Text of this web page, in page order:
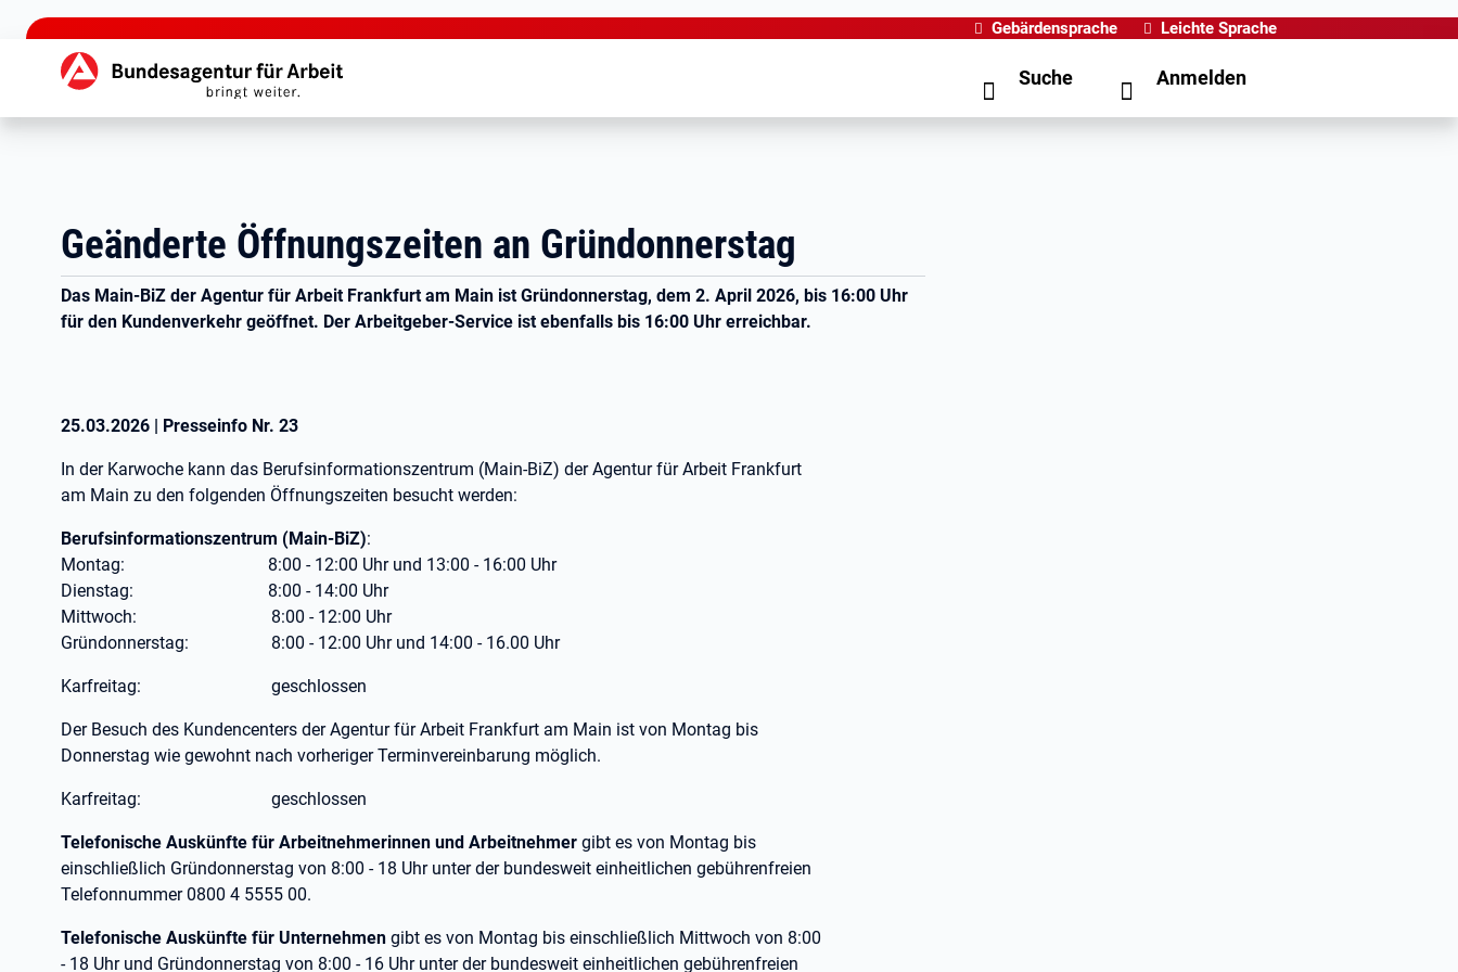
zu den Hauptinhalten springen
Gebärdensprache Leichte Sprache
Hauptnavigation Suche Anmelden
Geänderte Öffnungszeiten an Gründonnerstag
Das Main-BiZ der Agentur für Arbeit Frankfurt am Main ist Gründonnerstag, dem 2. April 2026, bis 16:00 Uhr
für den Kundenverkehr geöffnet. Der Arbeitgeber-Service ist ebenfalls bis 16:00 Uhr erreichbar.
25.03.2026 | Presseinfo Nr. 23
In der Karwoche kann das Berufsinformationszentrum (Main-BiZ) der Agentur für Arbeit Frankfurt
am Main zu den folgenden Öffnungszeiten besucht werden:
Berufsinformationszentrum (Main-BiZ):
Montag: 8:00 - 12:00 Uhr und 13:00 - 16:00 Uhr
Dienstag: 8:00 - 14:00 Uhr
Mittwoch: 8:00 - 12:00 Uhr
Gründonnerstag: 8:00 - 12:00 Uhr und 14:00 - 16.00 Uhr
Karfreitag: geschlossen
Der Besuch des Kundencenters der Agentur für Arbeit Frankfurt am Main ist von Montag bis
Donnerstag wie gewohnt nach vorheriger Terminvereinbarung möglich.
Karfreitag: geschlossen
Telefonische Auskünfte für Arbeitnehmerinnen und Arbeitnehmer gibt es von Montag bis
einschließlich Gründonnerstag von 8:00 - 18 Uhr unter der bundesweit einheitlichen gebührenfreien
Telefonnummer 0800 4 5555 00.
Telefonische Auskünfte für Unternehmen gibt es von Montag bis einschließlich Mittwoch von 8:00
- 18 Uhr und Gründonnerstag von 8:00 - 16 Uhr unter der bundesweit einheitlichen gebührenfreien